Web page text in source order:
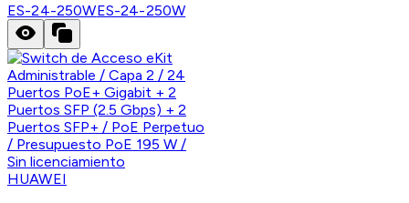
ES-24-250WES-24-250W
HUAWEI